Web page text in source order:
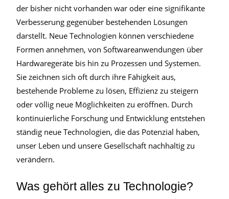
der bisher nicht vorhanden war oder eine signifikante
Verbesserung gegenüber bestehenden Lösungen
darstellt. Neue Technologien können verschiedene
Formen annehmen, von Softwareanwendungen über
Hardwaregeräte bis hin zu Prozessen und Systemen.
Sie zeichnen sich oft durch ihre Fähigkeit aus,
bestehende Probleme zu lösen, Effizienz zu steigern
oder völlig neue Möglichkeiten zu eröffnen. Durch
kontinuierliche Forschung und Entwicklung entstehen
ständig neue Technologien, die das Potenzial haben,
unser Leben und unsere Gesellschaft nachhaltig zu
verändern.
Was gehört alles zu Technologie?